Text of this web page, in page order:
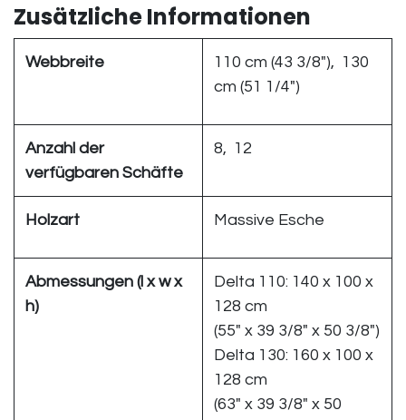
Zusätzliche Informationen
Webbreite
110 cm (43 3/8"), 130
cm (51 1/4")
Anzahl der
verfügbaren Schäfte
8, 12
Holzart Massive Esche
Abmessungen (l x w x
h)
Delta 110: 140 x 100 x
128 cm
(55" x 39 3/8" x 50 3/8")
Delta 130: 160 x 100 x
128 cm
(63" x 39 3/8" x 50